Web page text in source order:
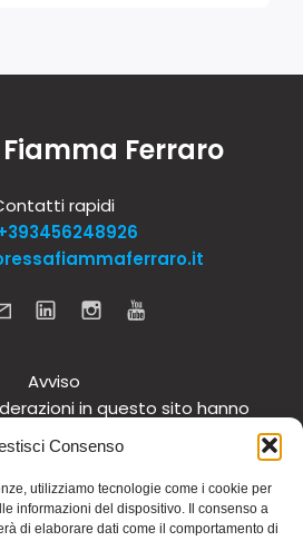
Consenso
utilizziamo tecnologie come i cookie per
informazioni del dispositivo. Il consenso a
di elaborare dati come il comportamento di
Ferraro
rapidi
Avviso
in questo sito hanno
generale e non intendono in
medici. Si raccomanda di
interrompere alcuna terapia o
di integratori o